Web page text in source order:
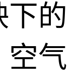
下的
空气